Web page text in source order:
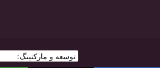
توسعه و مارکتینگ: